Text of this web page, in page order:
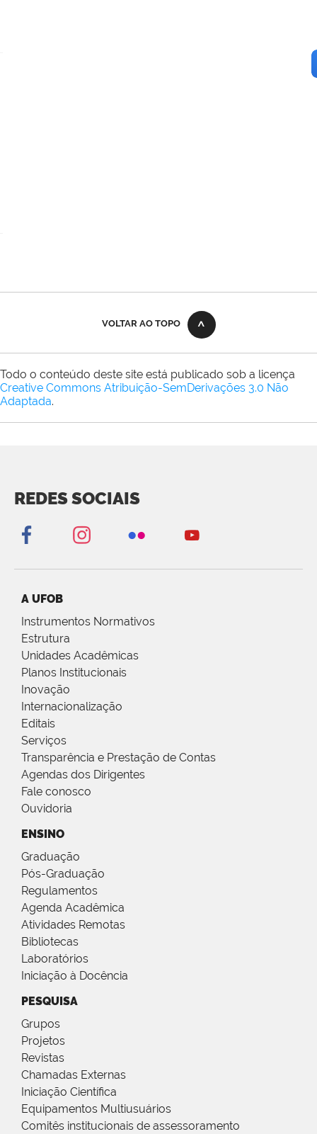
VOLTAR AO TOPO
Todo o conteúdo deste site está publicado sob a licença
Creative Commons Atribuição-SemDerivações 3.0 Não
Adaptada.
REDES SOCIAIS
A UFOB
Instrumentos Normativos
Estrutura
Unidades Acadêmicas
Planos Institucionais
Inovação
Internacionalização
Editais
Serviços
Transparência e Prestação de Contas
Agendas dos Dirigentes
Fale conosco
Ouvidoria
ENSINO
Graduação
Pós-Graduação
Regulamentos
Agenda Acadêmica
Atividades Remotas
Bibliotecas
Laboratórios
Iniciação à Docência
PESQUISA
Grupos
Projetos
Revistas
Chamadas Externas
Iniciação Científica
Equipamentos Multiusuários
Comitês institucionais de assessoramento